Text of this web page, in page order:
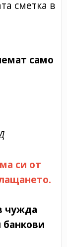
сметка в
само
си от
чужда